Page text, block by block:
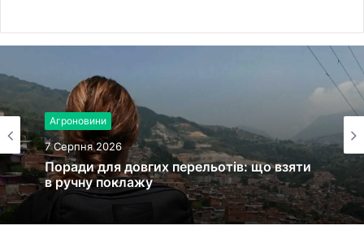
Агроновини
7 Серпня 2026
Поради для довгих перельотів: що взяти
в ручну поклажу